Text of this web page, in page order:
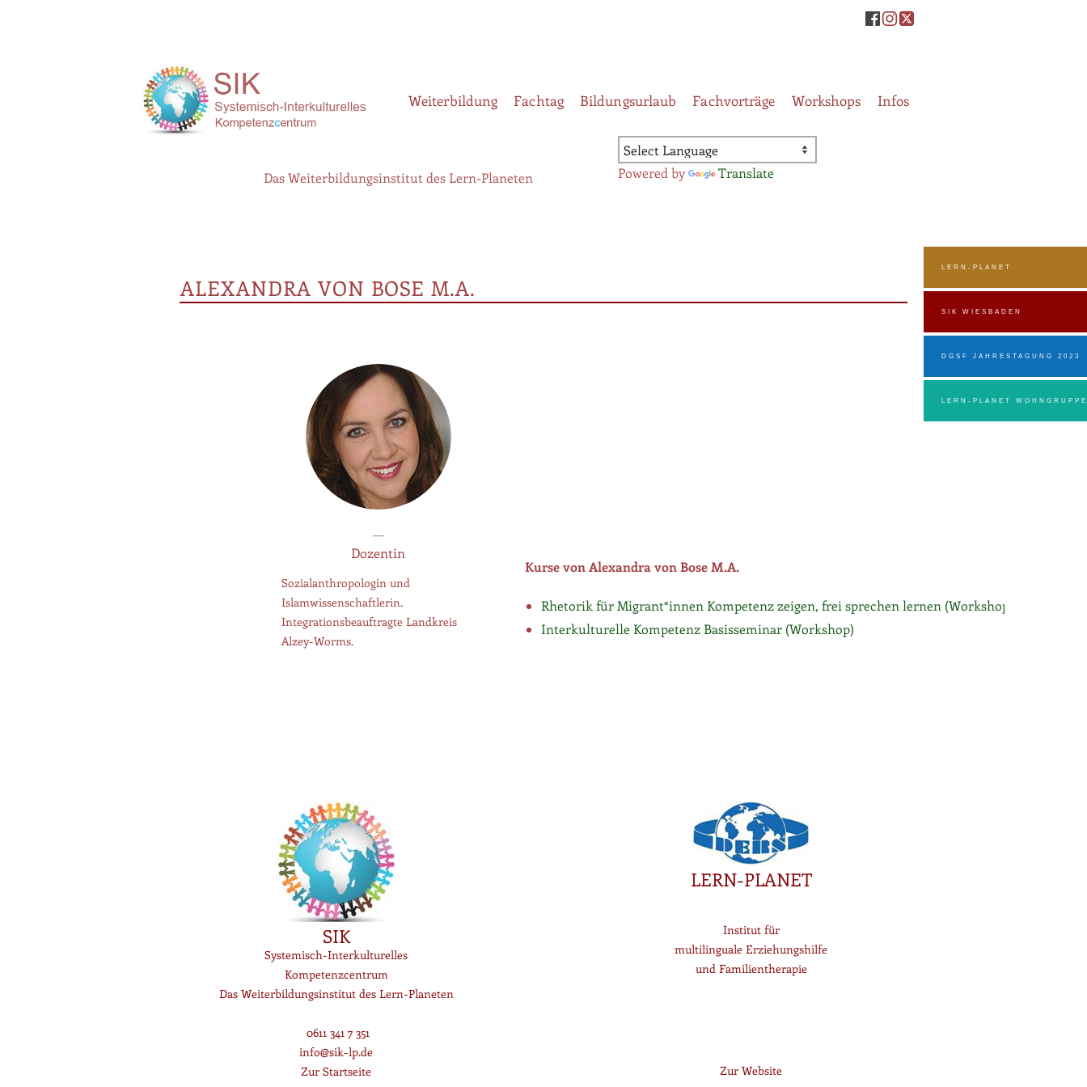
Weiterbildung Fachtag Bildungsurlaub Fachvorträge Workshops Infos
Das Weiterbildungsinstitut des Lern-Planeten Powered by Translate
ALEXANDRA VON BOSE M.A.
Dozentin
Sozialanthropologin und
Islamwissenschaftlerin.
Integrationsbeauftragte Landkreis
Alzey-Worms.
Kurse von Alexandra von Bose M.A.
Rhetorik für Migrant*innen Kompetenz zeigen, frei sprechen lernen (Workshop)
Interkulturelle Kompetenz Basisseminar (Workshop)
SIK
Systemisch-Interkulturelles
Kompetenzcentrum
Das Weiterbildungsinstitut des Lern-Planeten
0611 341 7 351
info@sik-lp.de
Zur Startseite
LERN-PLANET
Institut für
multilinguale Erziehungshilfe
und Familientherapie
Zur Website
LERN-PLANET
SIK WIESBADEN
DGSF JAHRESTAGUNG 2023
LERN-PLANET